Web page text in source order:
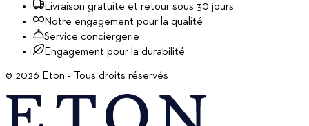
Livraison gratuite et retour sous 30 jours
Notre engagement pour la qualité
Service conciergerie
Engagement pour la durabilité
© 2026 Eton - Tous droits réservés